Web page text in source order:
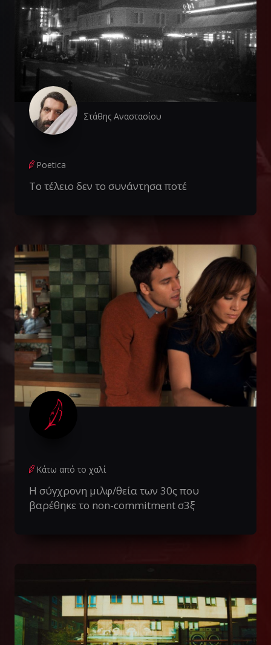
Στάθης Αναστασίου
Poetica
Το τέλειο δεν το συνάντησα ποτέ
Κάτω από το χαλί
Η σύγχρονη μιλφ/θεία των 30ς που
βαρέθηκε το non-commitment σ3ξ